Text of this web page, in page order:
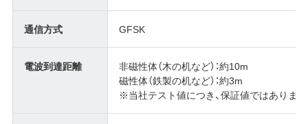
通信方式 GFSK
電波到達距離
非磁性体（木の机など）：約10m
磁性体（鉄製の机など）：約3m
※当社テスト値につき、保証値ではありませ